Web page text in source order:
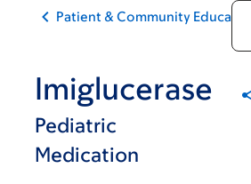
Patient & Community Education
Imiglucerase
Pediatric
Medication